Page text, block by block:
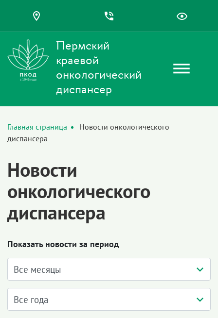
Пермский
краевой
онкологический
диспансер
Главная страница
Новости онкологического
диспансера
Новости
онкологического
диспансера
Показать новости за период